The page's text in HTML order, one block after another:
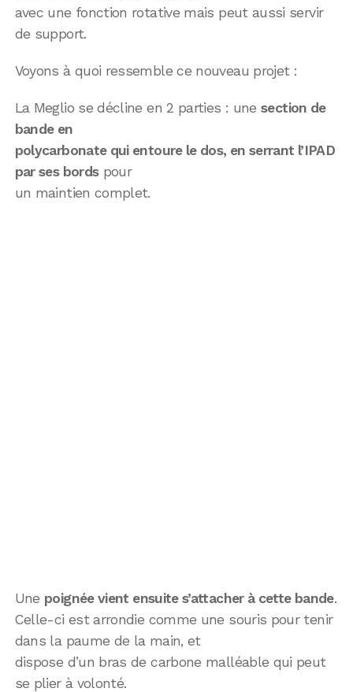
avec une fonction rotative mais peut aussi servir
de support.
Voyons à quoi ressemble ce nouveau projet :
La Meglio se décline en 2 parties : unesection de
bande en
polycarbonate qui entoure le dos, en serrant l’IPAD
par ses bordspour
un maintien complet.
Une poignée vient ensuite s’attacher à cette bande.
Celle-ci est arrondie comme une souris pour tenir
dans la paume de la main, et
dispose d’un bras de carbone malléable qui peut
se plier à volonté.